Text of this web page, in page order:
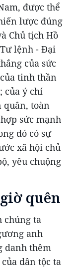
được thể
lược đúng
Chủ tịch Hồ
lệnh - Đại
của sức
tinh thần
của ý chí
quân, toàn
sức mạnh
đó có sự
xã hội chủ
yêu chuộng
quên
chúng ta
anh
danh thêm
dân tộc ta